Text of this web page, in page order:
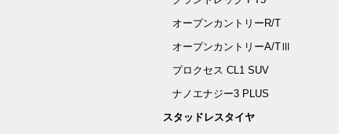
オープンカントリーR/T
オープンカントリーA/TⅢ
プロクセス CL1 SUV
ナノエナジー3 PLUS
スタッドレスタイヤ